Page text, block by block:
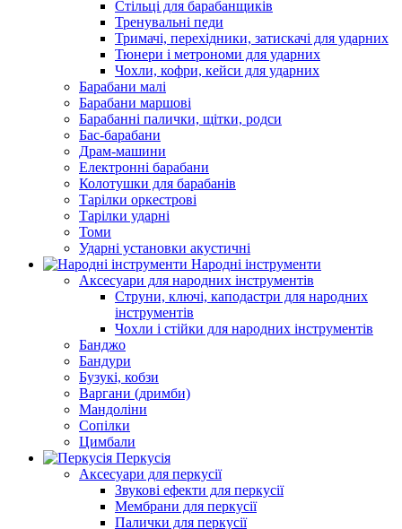
Стільці для барабанщиків
Тренувальні педи
Тримачі, перехідники, затискачі для ударних
Тюнери і метрономи для ударних
Чохли, кофри, кейси для ударних
Барабани малі
Барабани маршові
Барабанні палички, щітки, родси
Бас-барабани
Драм-машини
Електронні барабани
Колотушки для барабанів
Тарілки оркестрові
Тарілки ударні
Томи
Ударні установки акустичні
Народні інструменти
Аксесуари для народних інструментів
Струни, ключі, каподастри для народних
інструментів
Чохли і стійки для народних інструментів
Банджо
Бандури
Бузукі, кобзи
Варгани (дримби)
Мандоліни
Сопілки
Цимбали
Перкусія
Аксесуари для перкусії
Звукові ефекти для перкусії
Мембрани для перкусії
Палички для перкусії